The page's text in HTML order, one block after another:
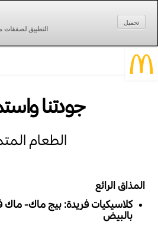
التطبيق لصفقات
تحميل
جودتنا
الطعام
المذاق الرائع
كلاسيكيات فريدة: بيج ماك- ماك
بالبيض